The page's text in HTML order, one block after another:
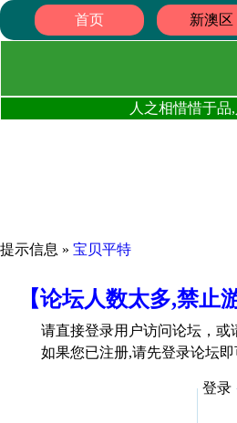
首页 新澳区
人之相惜惜于
提示信息 » 宝贝平特
【论坛人数太多,禁
请直接登录用户访问论坛，或
如果您已注册,请先登录论坛
登录